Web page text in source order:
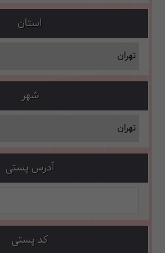
استان
شهر
آدرس پستی
کد پستی